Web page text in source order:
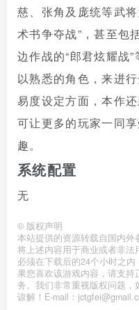
慈、张角及庞统等武
术书争夺战”，甚至包
边作战的“郎君炫耀战
以熟悉的角色，来进
易度设定方面，本作还
可让更多的玩家一同
趣。
系统配置
无
© 版权声明
本站提供的资源转载自国内
将上述内容用于商业或者非
必须在下载后的24个小时之
果您喜欢该游戏内容，请支
务。我们非常重视版权问题
谅解！E-mail：